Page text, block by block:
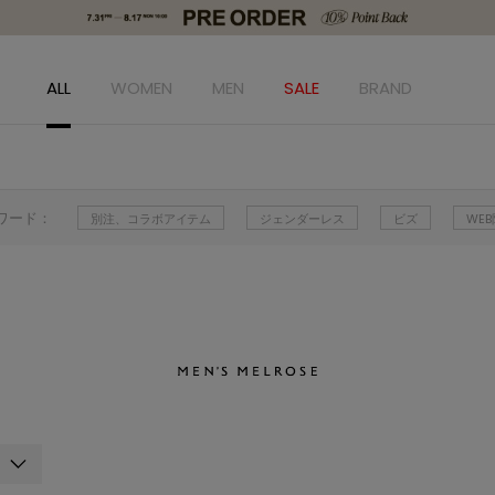
ALL WOMEN MEN SALE BRAND
ード： 別注、コラボアイテム ジェンダーレス ビズ